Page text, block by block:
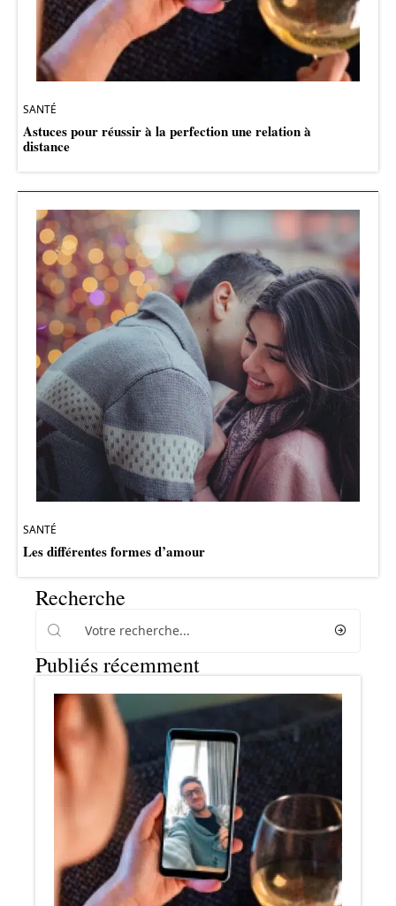
SANTÉ
Astuces pour réussir à la perfection une relation à
distance
SANTÉ
Les différentes formes d’amour
Recherche
Publiés récemment